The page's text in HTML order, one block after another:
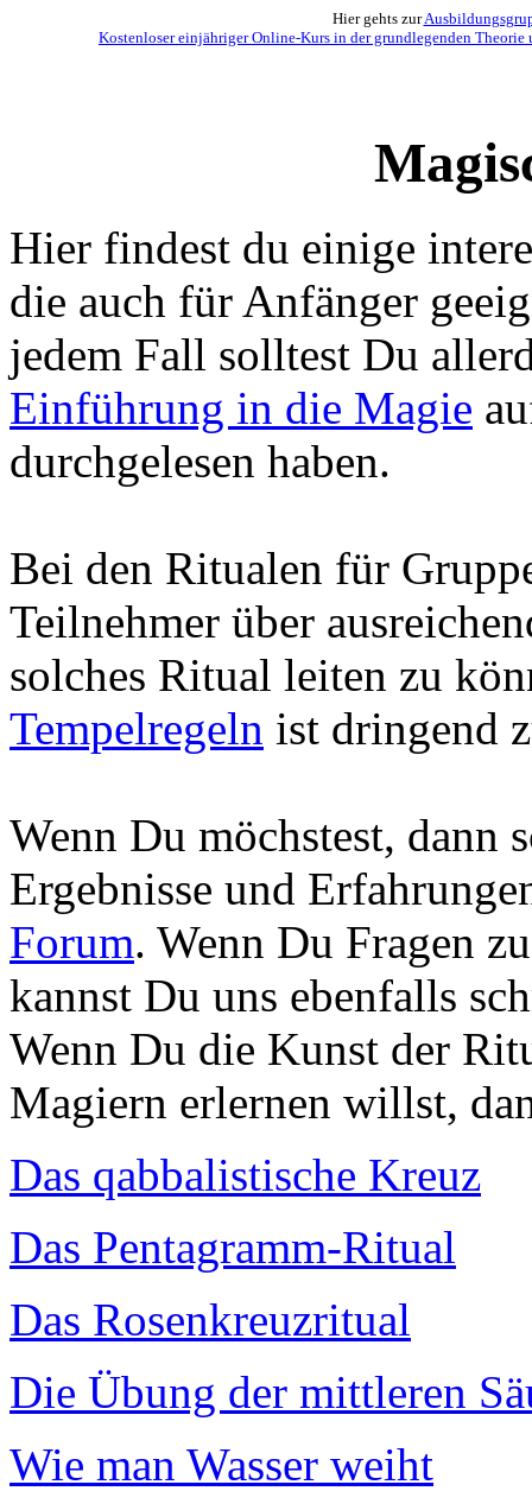
Hier gehts zur
Kostenloser einjähriger Online-Kurs in der grundlegenden
Hier findest du einige
die auch für Anfänger
jedem Fall solltest Du
Einführung in die Magie
durchgelesen haben.
Bei den Ritualen für
Teilnehmer über
solches Ritual leiten zu
Tempelregeln ist dringend
Wenn Du möchstest, dann
Ergebnisse und
Forum. Wenn Du Fragen
kannst Du uns ebenfalls
Wenn Du die Kunst der
Magiern erlernen willst,
Das qabbalistische Kreuz
Das Pentagramm-Ritual
Das Rosenkreuzritual
Die Übung der mittleren
Wie man Wasser weiht